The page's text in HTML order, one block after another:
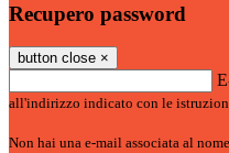
Recupero password
button close ×
all'indirizzo indicato con le
Non hai una e-mail associata al